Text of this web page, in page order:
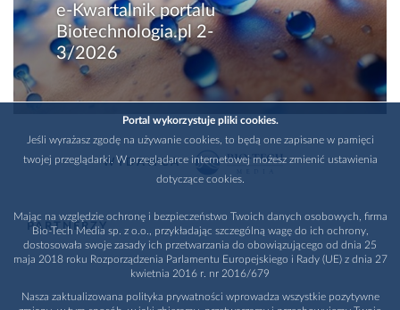
e-Kwartalnik portalu
Biotechnologia.pl 2-
3/2026
WYDAWCA
PARTNERZY
Portal wykorzystuje pliki cookies.
Jeśli wyrażasz zgodę na używanie cookies, to będą one zapisane w pamięci
twojej przeglądarki. W przeglądarce internetowej możesz zmienić ustawienia
dotyczące cookies.
Mając na względzie ochronę i bezpieczeństwo Twoich danych osobowych, firma
Bio-Tech Media sp. z o.o., przykładając szczególną wagę do ich ochrony,
dostosowała swoje zasady ich przetwarzania do obowiązującego od dnia 25
maja 2018 roku Rozporządzenia Parlamentu Europejskiego i Rady (UE) z dnia 27
kwietnia 2016 r. nr 2016/679
Nasza zaktualizowana polityka prywatności wprowadza wszystkie pozytywne